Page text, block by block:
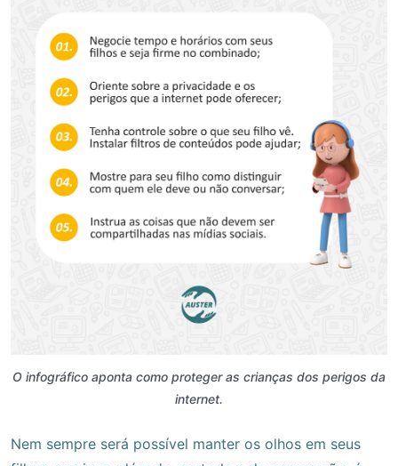
O infográfico aponta como proteger as crianças dos perigos da
internet.
Nem sempre será possível manter os olhos em seus